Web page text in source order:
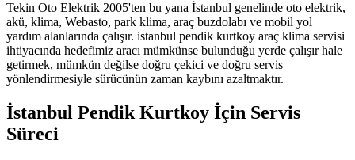
Tekin Oto Elektrik 2005'ten bu yana İstanbul genelinde oto elektrik,
akü, klima, Webasto, park klima, araç buzdolabı ve mobil yol
yardım alanlarında çalışır. istanbul pendik kurtkoy araç klima servisi
ihtiyacında hedefimiz aracı mümkünse bulunduğu yerde çalışır hale
getirmek, mümkün değilse doğru çekici ve doğru servis
yönlendirmesiyle sürücünün zaman kaybını azaltmaktır.
İstanbul Pendik Kurtkoy İçin Servis
Süreci